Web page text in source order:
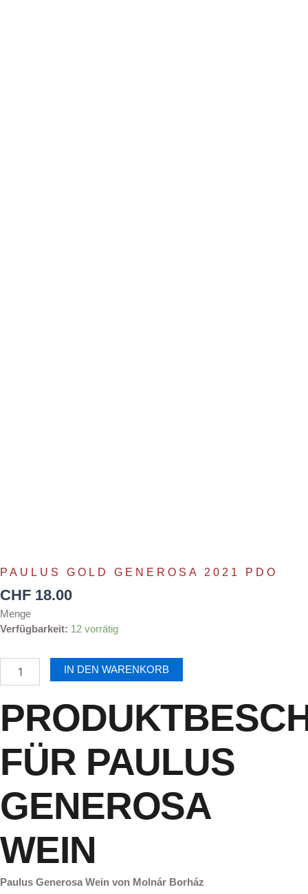
PAULUS GOLD GENEROSA 2021 PDO
CHF 18.00
Menge
Verfügbarkeit: 12 vorrätig
Paulus
2021
IN DEN WARENKORB
FÜR PAULUS
GENEROSA
WEIN
Paulus Generosa Wein von Molnár Borház